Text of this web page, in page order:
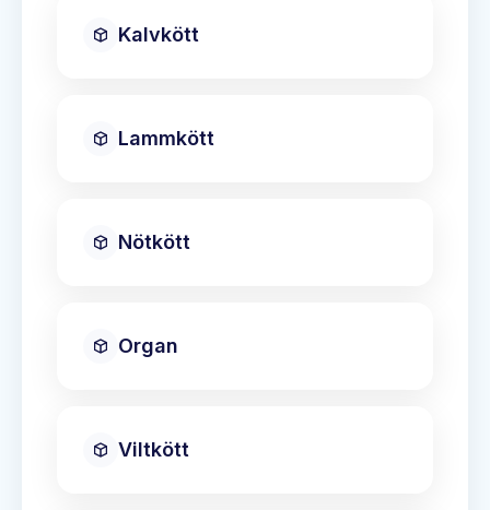
Kalvkött
Lammkött
Nötkött
Organ
Viltkött